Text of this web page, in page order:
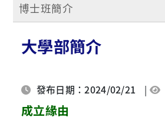
博士班簡介
大學部簡介
發布日期：2024/02/21 |
成立緣由